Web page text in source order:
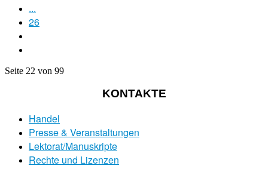
...
26
Seite 22 von 99
KONTAKTE
Handel
Presse & Veranstaltungen
Lektorat/Manuskripte
Rechte und Lizenzen